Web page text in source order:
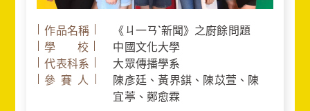
作品名稱
《ㄐ一ㄢˋ新聞》之廚餘問題
學 校
中國文化大學
代表科系
大眾傳播學系
參 賽 人
陳彥廷、黃界錤、陳苡萱、陳
宜葶、鄭愈霖